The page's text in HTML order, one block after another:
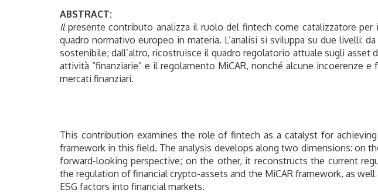
ABSTRACT:
Ilpresente contributo analizza il ruolo del fintech come catalizzatore
quadro normativo europeo in materia. L’analisi si sviluppa su due livelli:
sostenibile; dall’altro, ricostruisce il quadro regolatorio attuale sugli
attività “finanziarie” e il regolamento MiCAR, nonché alcune incoerenze
mercati finanziari.
This contribution examines the role of fintech as a catalyst for
framework in this field. The analysis develops along two dimensions: on
forward-looking perspective; on the other, it reconstructs the current
the regulation of financial crypto-assets and the MiCAR framework, as
ESG factors into financial markets.